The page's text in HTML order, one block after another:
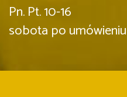
Pn. Pt. 10-16
sobota po